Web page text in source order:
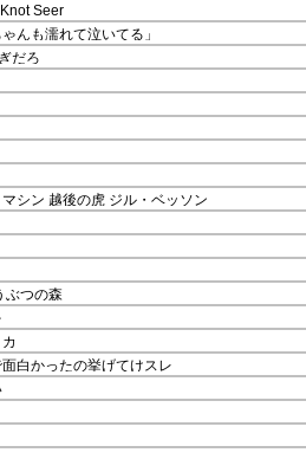
Seer
んも濡れて泣いてる」
だろ
シン 越後の虎 ジル・ベッソン
ぶつの森
白かったの挙げてけスレ